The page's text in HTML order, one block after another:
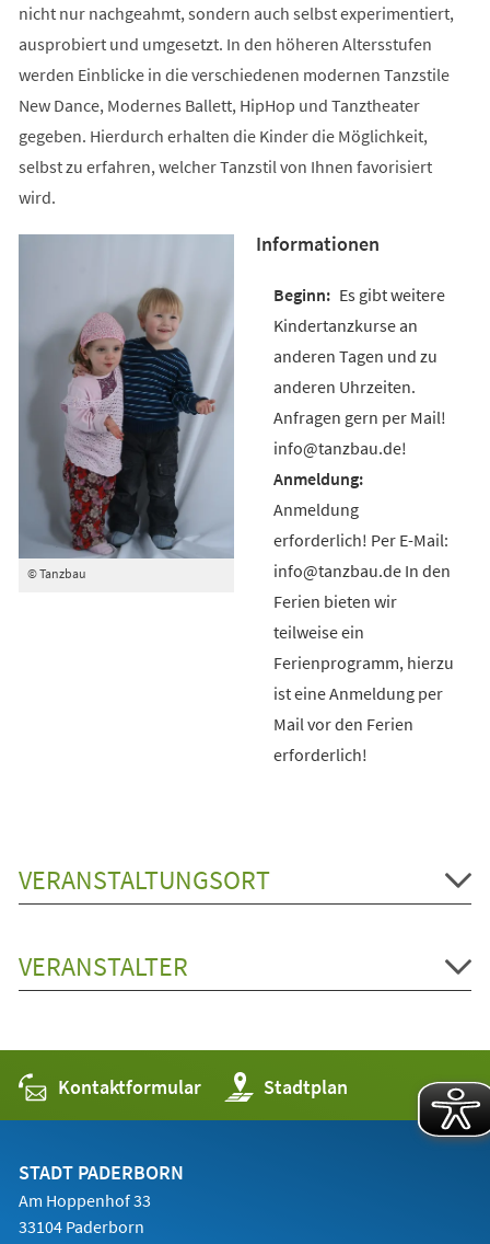
nicht nur nachgeahmt, sondern auch selbst experimentiert,
ausprobiert und umgesetzt. In den höheren Altersstufen
werden Einblicke in die verschiedenen modernen Tanzstile
New Dance, Modernes Ballett, HipHop und Tanztheater
gegeben. Hierdurch erhalten die Kinder die Möglichkeit,
selbst zu erfahren, welcher Tanzstil von Ihnen favorisiert
wird.
© Tanzbau
Informationen
Es gibt weitere
Kindertanzkurse an
anderen Tagen und zu
anderen Uhrzeiten.
Anfragen gern per Mail!
info@tanzbau.de!
Anmeldung
erforderlich! Per E-Mail:
info@tanzbau.de In den
Ferien bieten wir
teilweise ein
Ferienprogramm, hierzu
ist eine Anmeldung per
Mail vor den Ferien
erforderlich!
VERANSTALTUNGSORT
VERANSTALTER
Kontaktformular Stadtplan
(Öffnet
in
einem
STADT PADERBORN
Am Hoppenhof 33
33104 Paderborn